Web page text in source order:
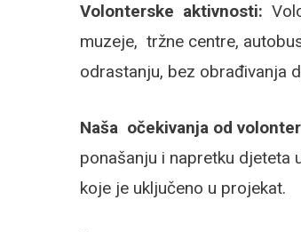
Volonterske aktivnosti:
muzeje, tržne centre,
odrastanju, bez obrađivanja
Naša očekivanja od
ponašanju i napretku djeteta
koje je uključeno u projekat.